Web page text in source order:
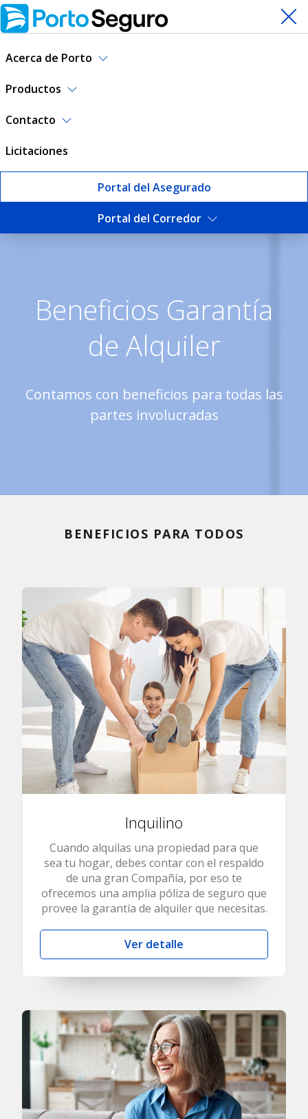
Acerca de Porto
Productos
Contacto
Licitaciones
Portal del Asegurado
Portal del Corredor
Beneficios Garantía de
Beneficios Garantía
de Alquiler
Contamos con beneficios para todas las
partes involucradas
BENEFICIOS PARA TODOS
Inquilino
Cuando alquilas una propiedad para que
sea tu hogar, debes contar con el respaldo
de una gran Compañía, por eso te
ofrecemos una amplia póliza de seguro que
provee la garantía de alquiler que necesitas.
Ver detalle